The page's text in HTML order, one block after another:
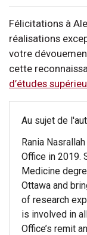
Félicitations à
réalisations
votre
cette
d’études
Au sujet de
Rania
Office in 2019.
Medicine
Ottawa and
of research
is involved in
Office’s remit